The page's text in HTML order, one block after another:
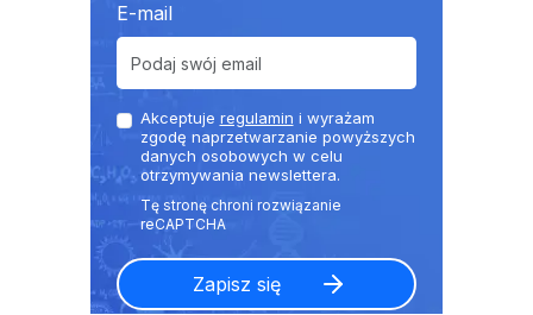
E-mail
Akceptuje regulamin i wyrażam
zgodę naprzetwarzanie powyższych
danych osobowych w celu
otrzymywania newslettera.